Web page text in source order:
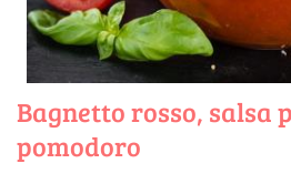
Bagnetto rosso, salsa
pomodoro